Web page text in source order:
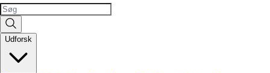
Udforsk